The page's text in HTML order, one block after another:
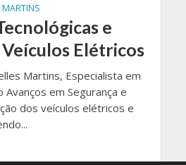
MARTINS
e
Elétricos
Martins, Especialista em
em Segurança e
dos veículos elétricos e